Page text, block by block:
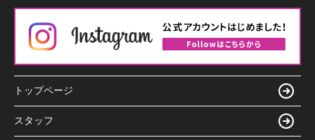
トップページ
スタッフ